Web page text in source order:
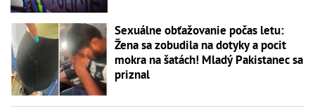
Sexuálne obťažovanie počas letu:
Žena sa zobudila na dotyky a pocit
mokra na šatách! Mladý Pakistanec sa
priznal